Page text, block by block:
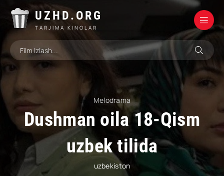
UZHD.ORG
TARJIMA KINOLAR
Melodrama
Dushman oila 18-Qism
uzbek tilida
uzbekiston